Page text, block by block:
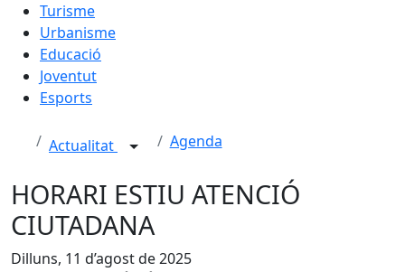
Turisme
Urbanisme
Educació
Joventut
Esports
Actualitat Agenda
HORARI ESTIU ATENCIÓ
CIUTADANA
Dilluns, 11 d’agost de 2025